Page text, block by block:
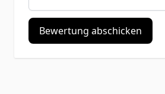
Bewertung abschicken